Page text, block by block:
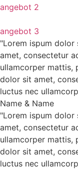
angebot 2
angebot 3
"Lorem ispum dolor
amet, consectetur
ullamcorper mattis,
dolor sit amet,
luctus nec
Name & Name
"Lorem ispum dolor
amet, consectetur
ullamcorper mattis,
dolor sit amet,
luctus nec